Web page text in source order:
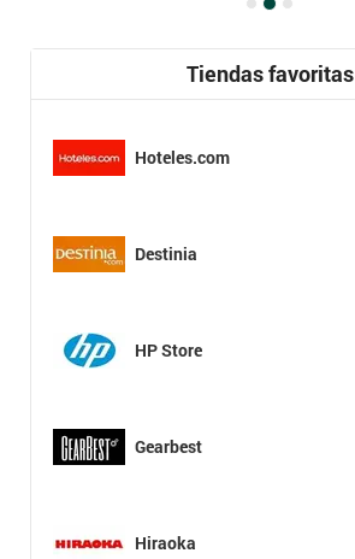
Tiendas favoritas
Hoteles.com
Destinia
HP Store
Gearbest
Hiraoka